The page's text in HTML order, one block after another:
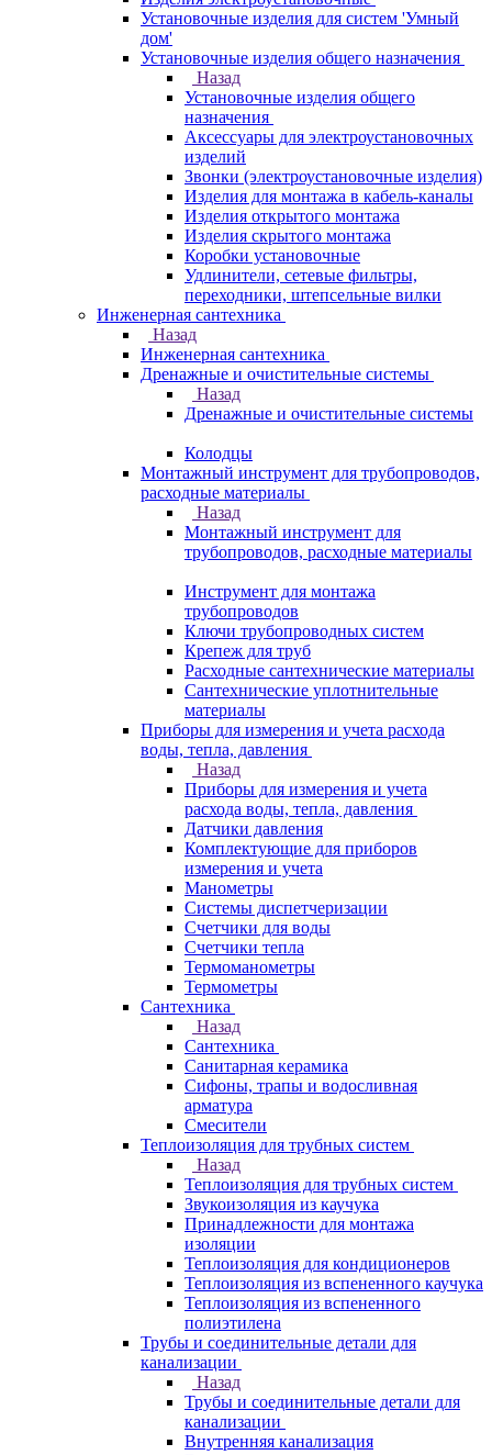
Установочные изделия для систем 'Умный
дом'
Установочные изделия общего назначения
Назад
Установочные изделия общего
назначения
Аксессуары для электроустановочных
изделий
Звонки (электроустановочные изделия)
Изделия для монтажа в кабель-каналы
Изделия открытого монтажа
Изделия скрытого монтажа
Коробки установочные
Удлинители, сетевые фильтры,
переходники, штепсельные вилки
Инженерная сантехника
Назад
Инженерная сантехника
Дренажные и очистительные системы
Назад
Дренажные и очистительные системы
Колодцы
Монтажный инструмент для трубопроводов,
расходные материалы
Назад
Монтажный инструмент для
трубопроводов, расходные материалы
Инструмент для монтажа
трубопроводов
Ключи трубопроводных систем
Крепеж для труб
Расходные сантехнические материалы
Сантехнические уплотнительные
материалы
Приборы для измерения и учета расхода
воды, тепла, давления
Назад
Приборы для измерения и учета
расхода воды, тепла, давления
Датчики давления
Комплектующие для приборов
измерения и учета
Манометры
Системы диспетчеризации
Счетчики для воды
Счетчики тепла
Термоманометры
Термометры
Сантехника
Назад
Сантехника
Санитарная керамика
Сифоны, трапы и водосливная
арматура
Смесители
Теплоизоляция для трубных систем
Назад
Теплоизоляция для трубных систем
Звукоизоляция из каучука
Принадлежности для монтажа
изоляции
Теплоизоляция для кондиционеров
Теплоизоляция из вспененного каучука
Теплоизоляция из вспененного
полиэтилена
Трубы и соединительные детали для
канализации
Назад
Трубы и соединительные детали для
канализации
Внутренняя канализация